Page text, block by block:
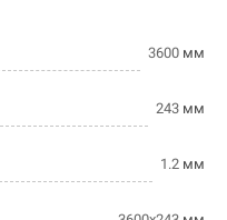
3600 мм
243 мм
1.2 мм